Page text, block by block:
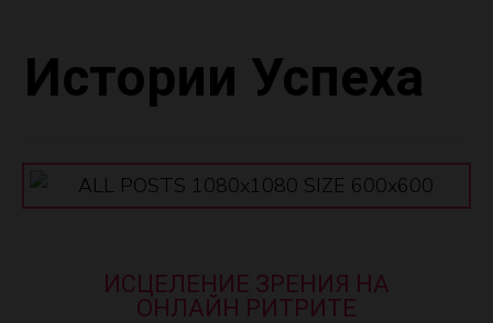
Истории Успеха
ИСЦЕЛЕНИЕ ЗРЕНИЯ НА
ОНЛАЙН РИТРИТЕ